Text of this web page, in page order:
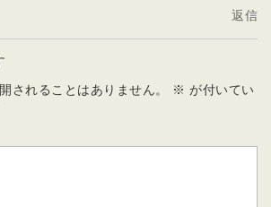
返信
されることはありません。 ※ が付いてい